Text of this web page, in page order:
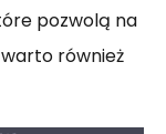
pozwolą na
również